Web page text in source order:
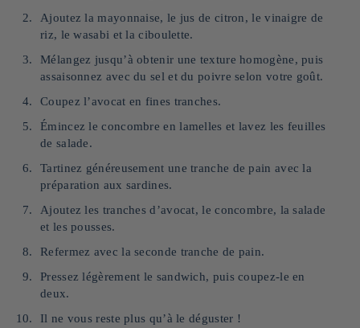
Ajoutez la mayonnaise, le jus de citron, le vinaigre de
riz, le wasabi et la ciboulette.
Mélangez jusqu’à obtenir une texture homogène, puis
assaisonnez avec du sel et du poivre selon votre goût.
Coupez l’avocat en fines tranches.
Émincez le concombre en lamelles et lavez les feuilles
de salade.
Tartinez généreusement une tranche de pain avec la
préparation aux sardines.
Ajoutez les tranches d’avocat, le concombre, la salade
et les pousses.
Refermez avec la seconde tranche de pain.
Pressez légèrement le sandwich, puis coupez-le en
deux.
Il ne vous reste plus qu’à le déguster !